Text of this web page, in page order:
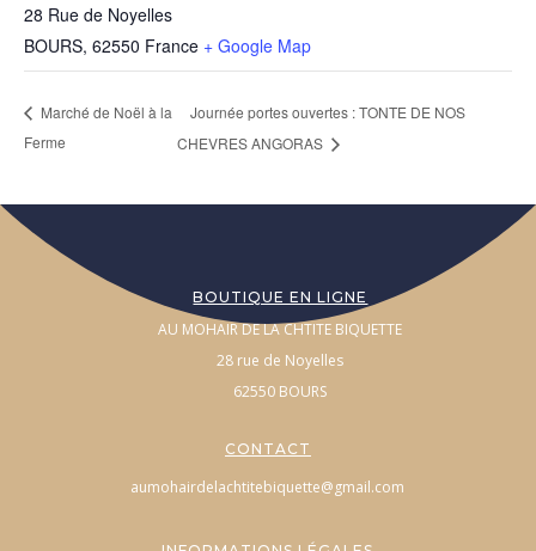
28 Rue de Noyelles
BOURS, 62550 France + Google Map
Marché de Noël à la
Ferme
Journée portes ouvertes : TONTE DE NOS
CHEVRES ANGORAS
BOUTIQUE EN LIGNE
AU MOHAIR DE LA CHTITE BIQUETTE
28 rue de Noyelles
62550 BOURS
CONTACT
aumohairdelachtitebiquette@gmail.com